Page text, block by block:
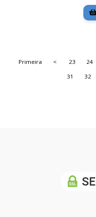
Primeira < 23 24
31
32